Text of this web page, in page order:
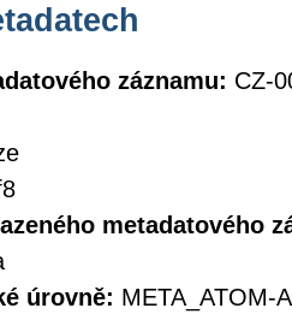
záznamu: CZ-
metadatového
úrovně: META_ATOM-